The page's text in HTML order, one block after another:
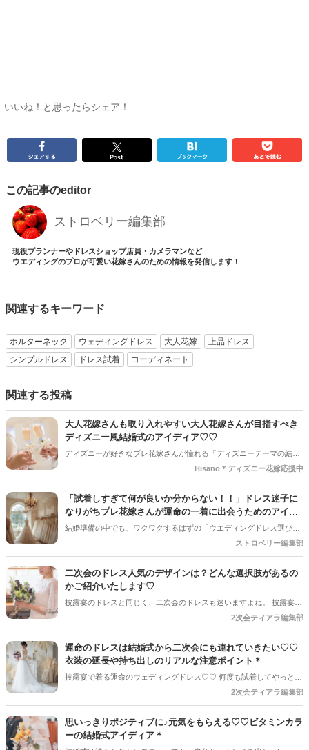
いいね！と思ったらシェア！
この記事のeditor
ストロベリー編集部
現役プランナーやドレスショップ店員・カメラマンなど
ウエディングのプロが可愛い花嫁さんのための情報を発信します！
関連するキーワード
ホルターネック ウェディングドレス 大人花嫁
上品ドレス
シンプルドレス
ドレス試着 コーディネート
関連する投稿
大人花嫁さんも取り入れやすい大人花嫁さんが目指すべき
ディズニー風結婚式のアイディア♡♡
ディズニーが好きなプレ花嫁さんが憧れる「ディズニーテーマの結婚
回は、キャラクターそのものに頼りすぎず、洗練された「引き算の美
学」で魅せる、大人花嫁さんのための上品なディズニーウエディング
の鉄則をご紹介します♡
Hisano＊ディズニー花嫁応援中
「試着しすぎて何が良いか分からない！！」ドレス迷子に
なりがちプレ花嫁さんが運命の一着に出会うためのアイデ
ィア＊
結婚準備の中でも、ワクワクするはずの「ウエディングドレス選び」
＊ でも、何着も試着を繰り返すうちに「どれも素敵」「どれもしっく
いんです＊ そんな迷子の状態を抜け出して、「これだ♡♡」と思える
運命の一着に出会うためのアイデアをまとめます♪
ストロベリー編集部
二次会のドレス人気のデザインは？どんな選択肢があるの
かご紹介いたします♡
披露宴のドレスと同じく、二次会のドレスも迷いますよね。 披露宴と
異なるカジュアルな雰囲気に仕上げたり、二次会からの参加者が多い
あるのかご紹介♡
2次会ティアラ編集部
運命のドレスは結婚式から二次会にも連れていきたい♡♡
衣装の延長や持ち出しのリアルな注意ポイント＊
披露宴で着る運命のウェディングドレス♡♡ 何度も試着してやっと出
会えたお気に入りの一着だからこそ、「披露宴だけで脱いじゃうのは
はとても多いです♪ それに新しく二次会用のドレスを探す手間も省け
るし、お気に入りの一着を長く着られるので一石二鳥に思えます＊ で
も、油断していると、二次会会場が決まったあとの直前になって「そ
2次会ティアラ編集部
思いっきりポジティブに♪元気をもらえる♡♡ビタミンカラ
ーの結婚式アイディア＊